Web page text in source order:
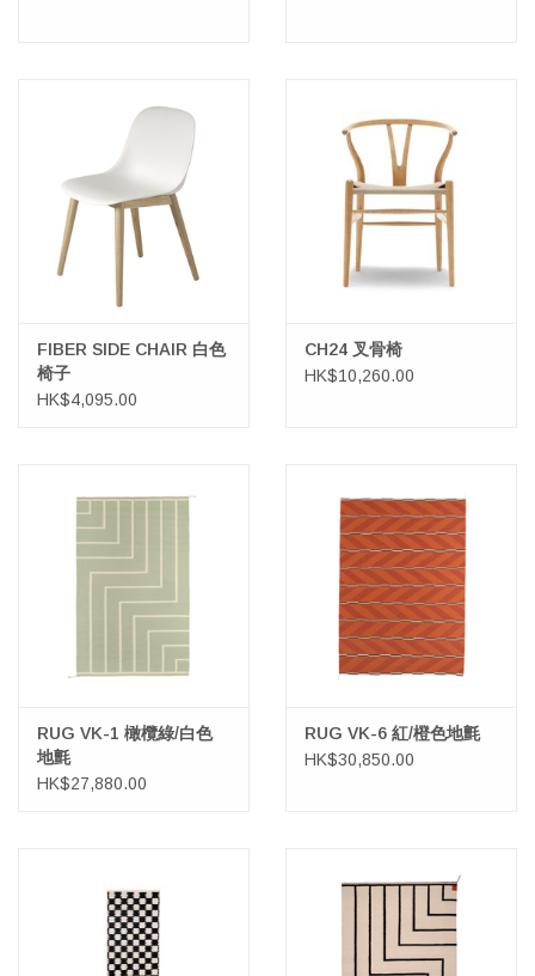
FIBER SIDE CHAIR 白色
椅子
HK$4,095.00
CH24 叉骨椅
HK$10,260.00
RUG VK-1 橄欖綠/白色
地氈
HK$27,880.00
RUG VK-6 紅/橙色地氈
HK$30,850.00